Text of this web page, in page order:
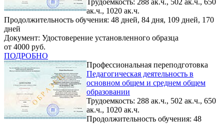
ак.ч., 1020 ак.ч.
Продолжительность обучения: 48 дней, 84 дня, 109 дней, 170
дней
Документ: Удостоверение установленного образца
от 4000 руб.
ПОДРОБНО
Профессиональная переподготовка
Педагогическая деятельность в
основном общем и среднем общем
образовании
Трудоемкость: 288 ак.ч., 502 ак.ч., 650
ак.ч., 1020 ак.ч.
Продолжительность обучения: 48